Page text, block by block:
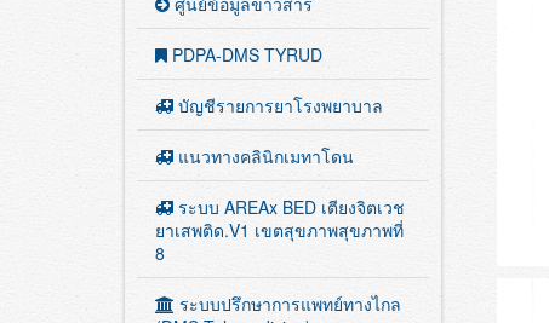
ศูนย์ข้อมูลข่าวสาร
PDPA-DMS TYRUD
บัญชีรายการยาโรงพยาบาล
แนวทางคลินิกเมทาโดน
ระบบ AREAx BED เตียงจิตเวช
ยาเสพติด.V1 เขตสุขภาพสุขภาพที่
8